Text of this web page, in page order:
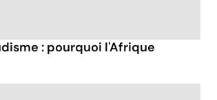
: pourquoi l'Afrique